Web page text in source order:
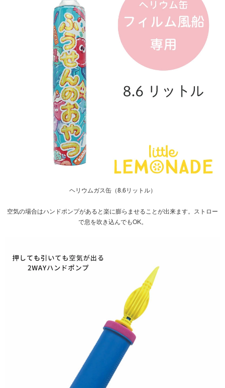
ヘリウムガス缶（8.6リットル）
空気の場合はハンドポンプがあると楽に膨らませることが出来ます。ストロー
で息を吹き込んでもOK。